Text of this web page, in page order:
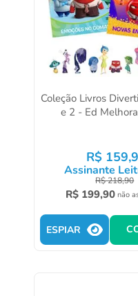
Coleção Livros
e 2 - Ed
R$ 159,
Assinante
R$218,90
R$ 199,90 não
ESPIAR